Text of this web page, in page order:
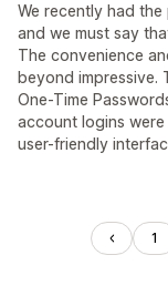
We recently had the
and we must say
The convenience
beyond impressive.
One-Time
account logins
user-friendly
1